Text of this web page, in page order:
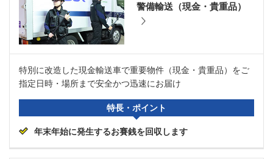
警備輸送（現金・貴重品）
特別に改造した現金輸送車で重要物件（現金・貴重品）をご
指定日時・場所まで安全かつ迅速にお届け
特長・ポイント
年末年始に発生するお賽銭を回収します